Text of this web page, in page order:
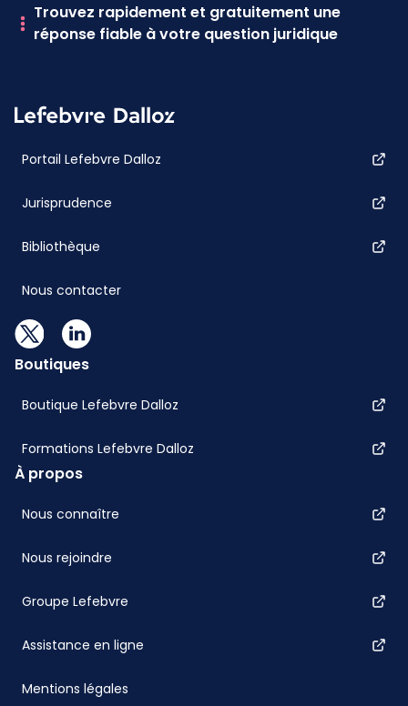
Trouvez rapidement et gratuitement une
réponse fiable à votre question juridique
Portail Lefebvre Dalloz
Jurisprudence
Bibliothèque
Nous contacter
Boutiques
Boutique Lefebvre Dalloz
Formations Lefebvre Dalloz
À propos
Nous connaître
Nous rejoindre
Groupe Lefebvre
Assistance en ligne
Mentions légales